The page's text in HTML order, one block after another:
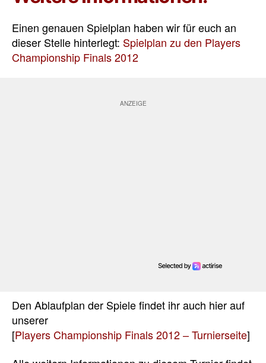
Einen genauen Spielplan haben wir für euch an
dieser Stelle hinterlegt: Spielplan zu den Players
Championship Finals 2012
Den Ablaufplan der Spiele findet ihr auch hier auf
unserer
[Players Championship Finals 2012 – Turnierseite]